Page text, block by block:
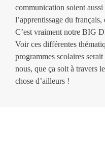
communication soient
l’apprentissage du
C’est vraiment notre BIG
Voir ces différentes
programmes scolaires
nous, que ça soit à travers
chose d’ailleurs !